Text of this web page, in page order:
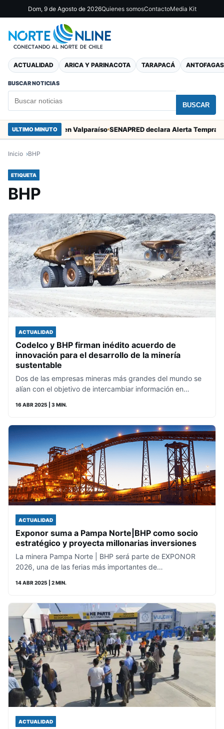
Dom, 9 de Agosto de 2026Quienes somosContactoMedia Kit
ACTUALIDAD ARICA Y PARINACOTA TARAPACÁ
BUSCAR NOTICIAS
BUSCAR
ULTIMO MINUTO
San Marcos en Valparaíso
Inicio BHP
ETIQUETA
BHP
ACTUALIDAD
Codelco y BHP firman inédito acuerdo de
innovación para el desarrollo de la minería
sustentable
Dos de las empresas mineras más grandes del mundo se
alían con el objetivo de intercambiar información en…
16 ABR 2025 | 3 MIN.
ACTUALIDAD
Exponor suma a Pampa Norte|BHP como socio
estratégico y proyecta millonarias inversiones
La minera Pampa Norte | BHP será parte de EXPONOR
2026, una de las ferias más importantes de…
14 ABR 2025 | 2 MIN.
ACTUALIDAD